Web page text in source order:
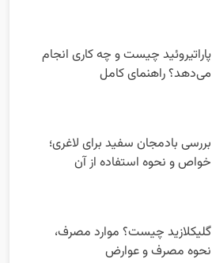
پاراتیروئید چیست و چه کاری انجام
می‌دهد؟ راهنمای کامل
بررسی بادمجان سفید برای لاغری؛
خواص و نحوه استفاده از آن
گلیکلازید چیست؟ موارد مصرف،
نحوه مصرف و عوارض